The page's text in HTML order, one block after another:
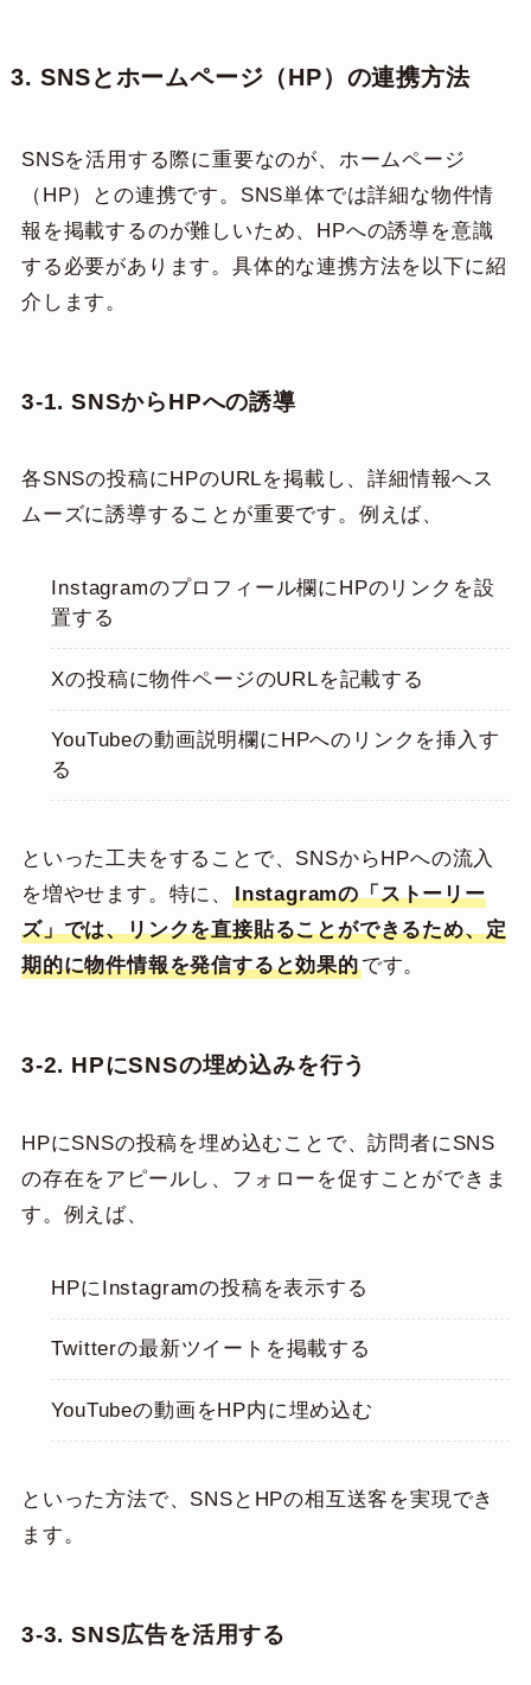
3. SNSとホームページ（HP）の連携方法
SNSを活用する際に重要なのが、ホームページ
（HP）との連携です。SNS単体では詳細な物件情
報を掲載するのが難しいため、HPへの誘導を意識
する必要があります。具体的な連携方法を以下に紹
介します。
3-1. SNSからHPへの誘導
各SNSの投稿にHPのURLを掲載し、詳細情報へス
ムーズに誘導することが重要です。例えば、
Instagramのプロフィール欄にHPのリンクを設
置する
Xの投稿に物件ページのURLを記載する
YouTubeの動画説明欄にHPへのリンクを挿入す
る
といった工夫をすることで、SNSからHPへの流入
を増やせます。特に、
Instagramの「ストーリー
ズ」では、リンクを直接貼ることができるため、定
期的に物件情報を発信すると効果的です。
3-2. HPにSNSの埋め込みを行う
HPにSNSの投稿を埋め込むことで、訪問者にSNS
の存在をアピールし、フォローを促すことができま
す。例えば、
HPにInstagramの投稿を表示する
Twitterの最新ツイートを掲載する
YouTubeの動画をHP内に埋め込む
といった方法で、SNSとHPの相互送客を実現でき
ます。
3-3. SNS広告を活用する